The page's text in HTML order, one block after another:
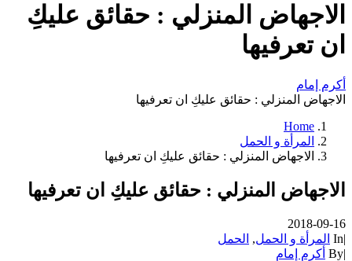
الاجهاض المنزلي : حقائق عليكِ
ان تعرفيها
أكرم إمام
الاجهاض المنزلي : حقائق عليكِ ان تعرفيها
Home
المرأة و الحمل
الاجهاض المنزلي : حقائق عليكِ ان تعرفيها
الاجهاض المنزلي : حقائق عليكِ ان تعرفيها
2018-09-16
|
In المرأة و الحمل, الحمل
|
By أكرم إمام